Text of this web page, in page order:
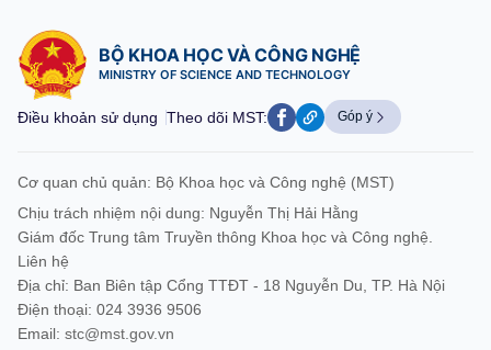
BỘ KHOA HỌC VÀ CÔNG NGHỆ
MINISTRY OF SCIENCE AND TECHNOLOGY
Điều khoản sử dụng Theo dõi MST: Góp ý
Cơ quan chủ quản: Bộ Khoa học và Công nghệ (MST)
Chịu trách nhiệm nội dung: Nguyễn Thị Hải Hằng
Giám đốc Trung tâm Truyền thông Khoa học và Công nghệ.
Liên hệ
Địa chỉ: Ban Biên tập Cổng TTĐT - 18 Nguyễn Du, TP. Hà Nội
Điện thoại: 024 3936 9506
Email: stc@mst.gov.vn